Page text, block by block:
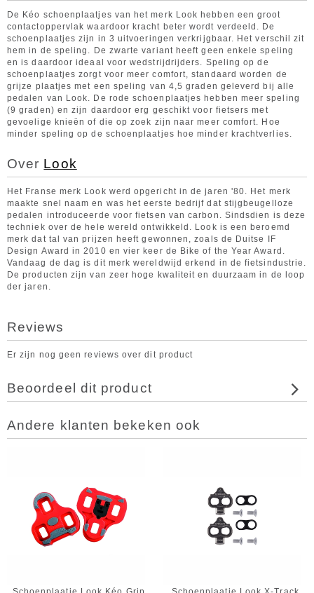
De Kéo schoenplaatjes van het merk Look hebben een groot
contactoppervlak waardoor kracht beter wordt verdeeld. De
schoenplaatjes zijn in 3 uitvoeringen verkrijgbaar. Het verschil zit
hem in de speling. De zwarte variant heeft geen enkele speling
en is daardoor ideaal voor wedstrijdrijders. Speling op de
schoenplaatjes zorgt voor meer comfort, standaard worden de
grijze plaatjes met een speling van 4,5 graden geleverd bij alle
pedalen van Look. De rode schoenplaatjes hebben meer speling
(9 graden) en zijn daardoor erg geschikt voor fietsers met
gevoelige knieën of die op zoek zijn naar meer comfort. Hoe
minder speling op de schoenplaatjes hoe minder krachtverlies.
Over Look
Het Franse merk Look werd opgericht in de jaren '80. Het merk
maakte snel naam en was het eerste bedrijf dat stijgbeugelloze
pedalen introduceerde voor fietsen van carbon. Sindsdien is deze
techniek over de hele wereld ontwikkeld. Look is een beroemd
merk dat tal van prijzen heeft gewonnen, zoals de Duitse IF
Design Award in 2010 en vier keer de Bike of the Year Award.
Vandaag de dag is dit merk wereldwijd erkend in de fietsindustrie.
De producten zijn van zeer hoge kwaliteit en duurzaam in de loop
der jaren.
Reviews
Er zijn nog geen reviews over dit product
Beoordeel dit product
Andere klanten bekeken ook